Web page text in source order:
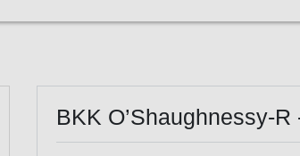
BKK O’Shaughnessy-